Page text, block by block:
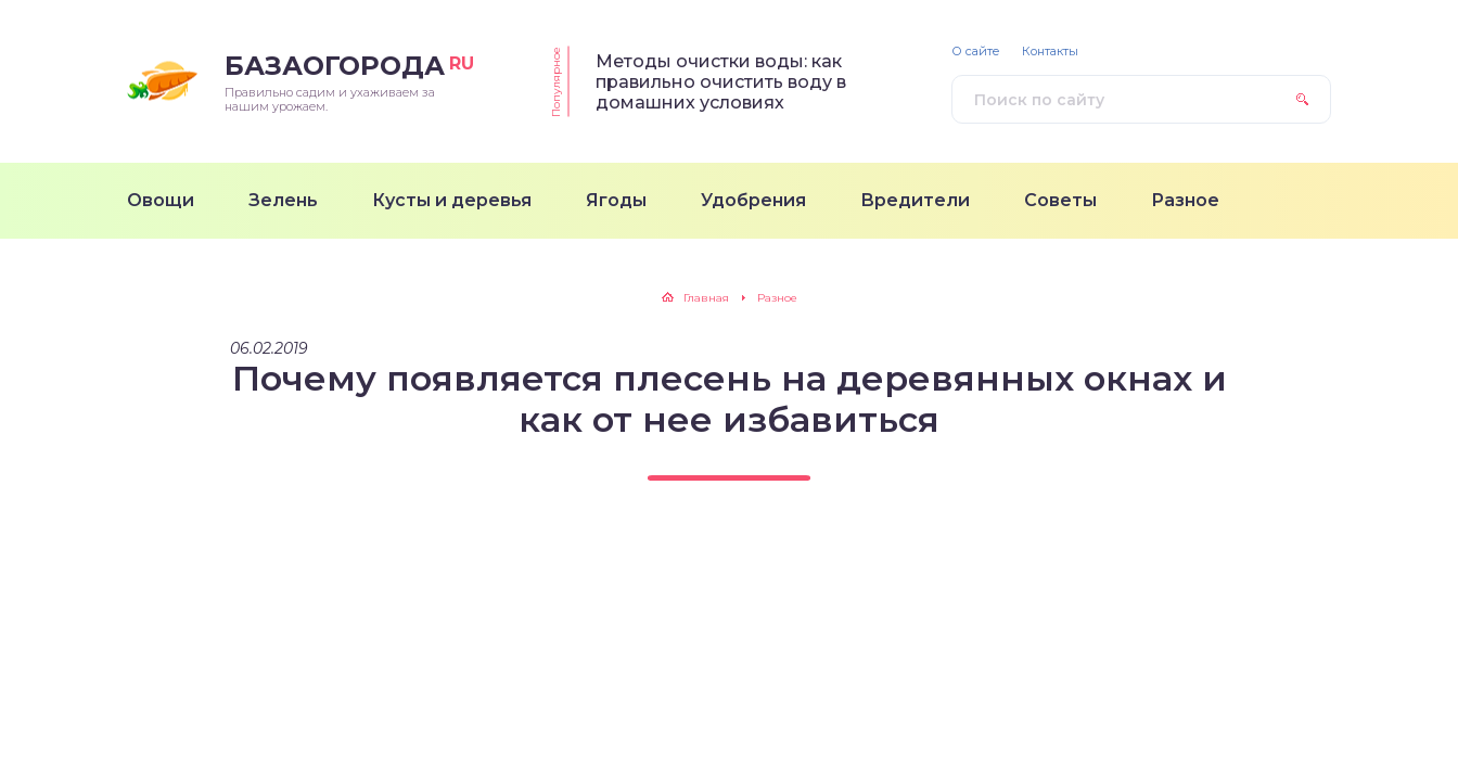
БАЗАОГОРОДА RU
Правильно садим и ухаживаем за
нашим урожаем.
Популярное
Методы очистки воды: как
правильно очистить воду в
домашних условиях
Овощи Зелень Кусты и деревья Ягоды Удобрения Вредители Советы Разное
О сайте Контакты
Главная Разное
06.02.2019
Почему появляется плесень на деревянных окнах и
как от нее избавиться